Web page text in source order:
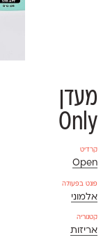
מעדן
Only
קרדיט
Open
פונט בפעולה
אלמוני
קטגוריה
אריזות